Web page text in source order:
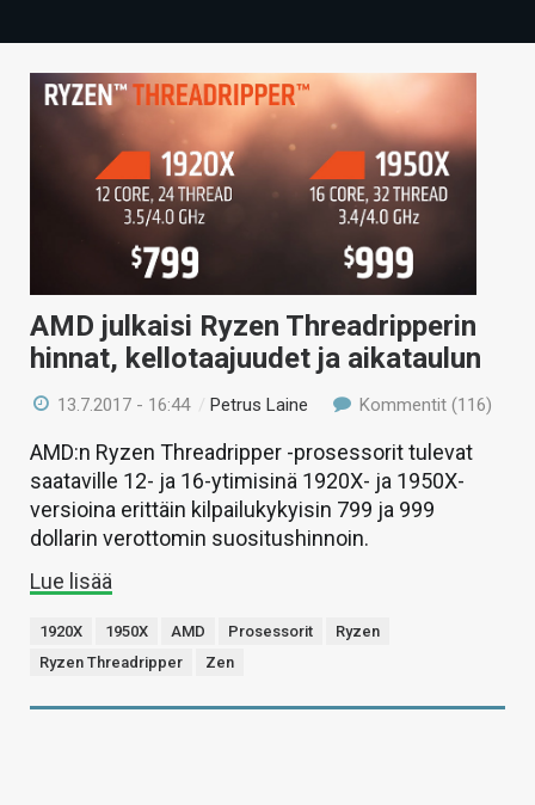
TECHBBS
TIETOA
VAIHDA TEEMA
HAKU
AMD julkaisi Ryzen Threadripperin
hinnat, kellotaajuudet ja aikataulun
13.7.2017 - 16:44 /Petrus Laine Kommentit (116)
AMD:n Ryzen Threadripper -prosessorit tulevat
saataville 12- ja 16-ytimisinä 1920X- ja 1950X-
versioina erittäin kilpailukykyisin 799 ja 999
dollarin verottomin suositushinnoin.
Lue lisää
1920X 1950X AMD Prosessorit
Ryzen
Ryzen Threadripper
Zen